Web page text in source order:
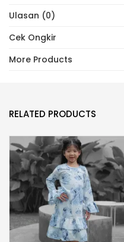
Ulasan (0)
Cek Ongkir
More Products
RELATED PRODUCTS